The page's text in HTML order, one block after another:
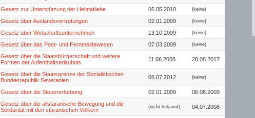
Gesetz zur Unterstützung der Heimatliebe 06.05.2010 (keine)
Gesetz über Auslandsvertretungen 02.01.2009 (keine)
Gesetz über Wirtschaftsunternehmen 13.10.2009 (keine)
Gesetz über das Post- und Fernmeldewesen 07.03.2009 (keine)
Gesetz über die Staatsbürgerschaft und weitere
Formen der Aufenthaltserlaubnis
11.06.2008 28.08.2017
Gesetz über die Staatsgrenze der Sozialistischen
Bundesrepublik Severanien
06.07.2012 (keine)
Gesetz über die Steuererhebung 02.01.2009 06.08.2009
Gesetz über die allstaranische Bewegung und die
Solidarität mit den staranischen Völkern
(nicht bekannt) 04.07.2008